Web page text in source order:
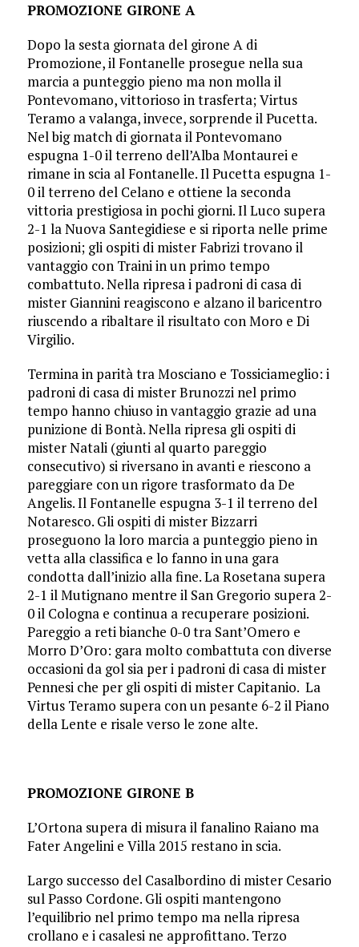
PROMOZIONE GIRONE A
Dopo la sesta giornata del girone A di
Promozione, il Fontanelle prosegue nella sua
marcia a punteggio pieno ma non molla il
Pontevomano, vittorioso in trasferta; Virtus
Teramo a valanga, invece, sorprende il Pucetta.
Nel big match di giornata il Pontevomano
espugna 1-0 il terreno dell’Alba Montaurei e
rimane in scia al Fontanelle. Il Pucetta espugna 1-
0 il terreno del Celano e ottiene la seconda
vittoria prestigiosa in pochi giorni. Il Luco supera
2-1 la Nuova Santegidiese e si riporta nelle prime
posizioni; gli ospiti di mister Fabrizi trovano il
vantaggio con Traini in un primo tempo
combattuto. Nella ripresa i padroni di casa di
mister Giannini reagiscono e alzano il baricentro
riuscendo a ribaltare il risultato con Moro e Di
Virgilio.
Termina in parità tra Mosciano e Tossiciameglio: i
padroni di casa di mister Brunozzi nel primo
tempo hanno chiuso in vantaggio grazie ad una
punizione di Bontà. Nella ripresa gli ospiti di
mister Natali (giunti al quarto pareggio
consecutivo) si riversano in avanti e riescono a
pareggiare con un rigore trasformato da De
Angelis. Il Fontanelle espugna 3-1 il terreno del
Notaresco. Gli ospiti di mister Bizzarri
proseguono la loro marcia a punteggio pieno in
vetta alla classifica e lo fanno in una gara
condotta dall’inizio alla fine. La Rosetana supera
2-1 il Mutignano mentre il San Gregorio supera 2-
0 il Cologna e continua a recuperare posizioni.
Pareggio a reti bianche 0-0 tra Sant’Omero e
Morro D’Oro: gara molto combattuta con diverse
occasioni da gol sia per i padroni di casa di mister
Pennesi che per gli ospiti di mister Capitanio. La
Virtus Teramo supera con un pesante 6-2 il Piano
della Lente e risale verso le zone alte.
PROMOZIONE GIRONE B
L’Ortona supera di misura il fanalino Raiano ma
Fater Angelini e Villa 2015 restano in scia.
Largo successo del Casalbordino di mister Cesario
sul Passo Cordone. Gli ospiti mantengono
l’equilibrio nel primo tempo ma nella ripresa
crollano e i casalesi ne approfittano. Terzo